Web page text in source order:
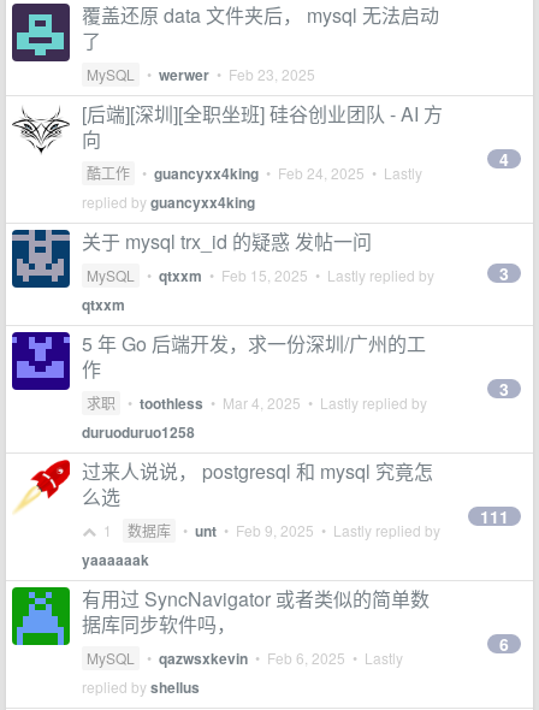
覆盖还原 data 文件夹后， mysql 无法启动
了
MySQL • werwer • Feb 23, 2025
[后端][深圳][全职坐班] 硅谷创业团队 - AI 方
向
酷工作 • guancyxx4king • Feb 24, 2025 • Lastly
replied byguancyxx4king
4
关于 mysql trx_id 的疑惑 发帖一问
MySQL • qtxxm • Feb 15, 2025 • Lastly replied by
qtxxm
3
5 年 Go 后端开发，求一份深圳/广州的工
作
求职 • toothless • Mar 4, 2025 • Lastly replied by
duruoduruo1258
3
过来人说说， postgresql 和 mysql 究竟怎
么选
1 数据库 • unt • Feb 9, 2025 • Lastly replied by
yaaaaaak
111
有用过 SyncNavigator 或者类似的简单数
据库同步软件吗，
MySQL • qazwsxkevin • Feb 6, 2025 • Lastly
replied byshellus
6